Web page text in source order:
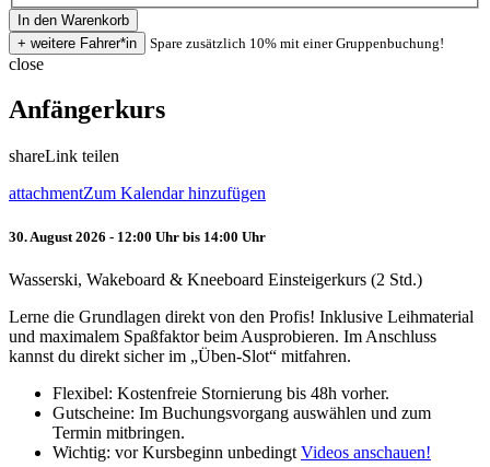
Spare zusätzlich 10% mit einer Gruppenbuchung!
close
Anfängerkurs
shareLink teilen
attachmentZum Kalendar hinzufügen
30. August 2026 - 12:00 Uhr bis 14:00 Uhr
Wasserski, Wakeboard & Kneeboard Einsteigerkurs (2 Std.)
Lerne die Grundlagen direkt von den Profis! Inklusive Leihmaterial
und maximalem Spaßfaktor beim Ausprobieren. Im Anschluss
kannst du direkt sicher im „Üben-Slot“ mitfahren.
Flexibel: Kostenfreie Stornierung bis 48h vorher.
Gutscheine: Im Buchungsvorgang auswählen und zum
Termin mitbringen.
Wichtig: vor Kursbeginn unbedingt Videos anschauen!